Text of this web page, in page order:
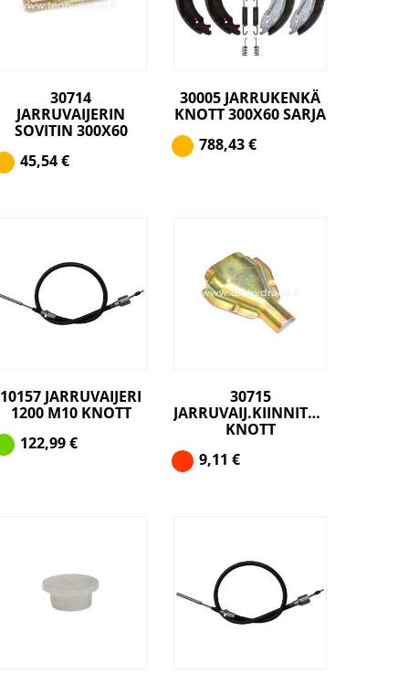
30714
JARRUVAIJERIN
SOVITIN 300X60
45,54€
30005 JARRUKENKÄ
KNOTT 300X60 SARJA
788,43€
10157 JARRUVAIJERI
1200 M10 KNOTT
122,99€
30715
JARRUVAIJ.KIINNITYSPELTI
KNOTT
9,11€